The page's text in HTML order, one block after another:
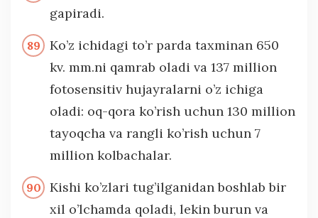
gapiradi.
Ko’z ichidagi to’r parda taxminan 650
kv. mm.ni qamrab oladi va 137 million
fotosensitiv hujayralarni o’z ichiga
oladi: oq-qora ko’rish uchun 130 million
tayoqcha va rangli ko’rish uchun 7
million kolbachalar.
Kishi ko’zlari tug’ilganidan boshlab bir
xil o’lchamda qoladi, lekin burun va